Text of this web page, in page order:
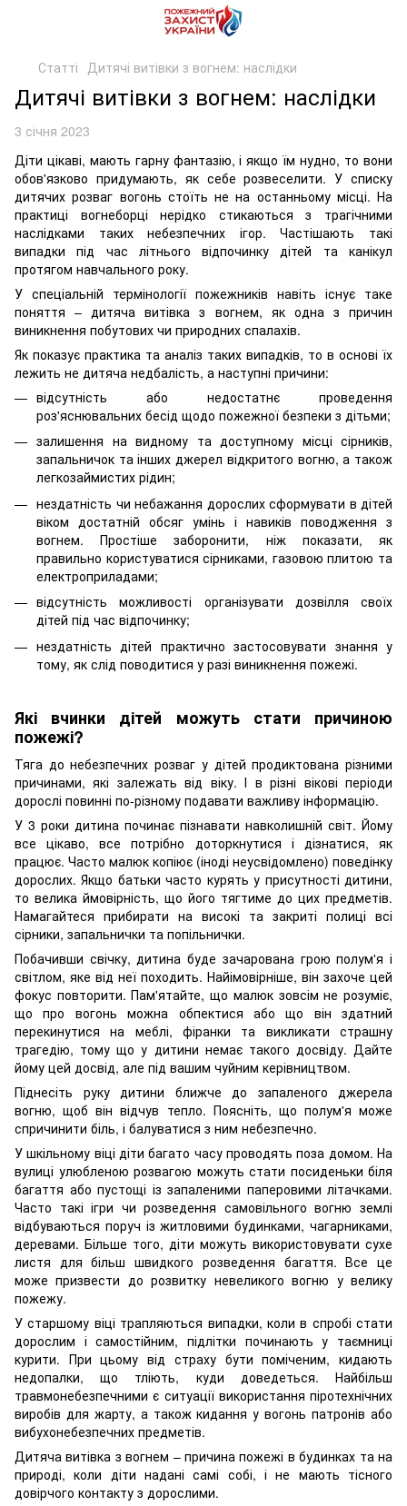
Статті Дитячі витівки з вогнем: наслідки
Дитячі витівки з вогнем: наслідки
3 січня 2023
Діти цікаві, мають гарну фантазію, і якщо їм нудно, то вони
обов'язково придумають, як себе розвеселити. У списку
дитячих розваг вогонь стоїть не на останньому місці. На
практиці вогнеборці нерідко стикаються з трагічними
наслідками таких небезпечних ігор. Частішають такі
випадки під час літнього відпочинку дітей та канікул
протягом навчального року.
У спеціальній термінології пожежників навіть існує таке
поняття – дитяча витівка з вогнем, як одна з причин
виникнення побутових чи природних спалахів.
Як показує практика та аналіз таких випадків, то в основі їх
лежить не дитяча недбалість, а наступні причини:
відсутність або недостатнє проведення
роз'яснювальних бесід щодо пожежної безпеки з дітьми;
залишення на видному та доступному місці сірників,
запальничок та інших джерел відкритого вогню, а також
легкозаймистих рідин;
нездатність чи небажання дорослих сформувати в дітей
віком достатній обсяг умінь і навиків поводження з
вогнем. Простіше заборонити, ніж показати, як
правильно користуватися сірниками, газовою плитою та
електроприладами;
відсутність можливості організувати дозвілля своїх
дітей під час відпочинку;
нездатність дітей практично застосовувати знання у
тому, як слід поводитися у разі виникнення пожежі.
Які вчинки дітей можуть стати причиною
пожежі?
Тяга до небезпечних розваг у дітей продиктована різними
причинами, які залежать від віку. І в різні вікові періоди
дорослі повинні по-різному подавати важливу інформацію.
У 3 роки дитина починає пізнавати навколишній світ. Йому
все цікаво, все потрібно доторкнутися і дізнатися, як
працює. Часто малюк копіює (іноді неусвідомлено) поведінку
дорослих. Якщо батьки часто курять у присутності дитини,
то велика ймовірність, що його тягтиме до цих предметів.
Намагайтеся прибирати на високі та закриті полиці всі
сірники, запальнички та попільнички.
Побачивши свічку, дитина буде зачарована грою полум'я і
світлом, яке від неї походить. Найімовірніше, він захоче цей
фокус повторити. Пам'ятайте, що малюк зовсім не розуміє,
що про вогонь можна обпектися або що він здатний
перекинутися на меблі, фіранки та викликати страшну
трагедію, тому що у дитини немає такого досвіду. Дайте
йому цей досвід, але під вашим чуйним керівництвом.
Піднесіть руку дитини ближче до запаленого джерела
вогню, щоб він відчув тепло. Поясніть, що полум'я може
спричинити біль, і балуватися з ним небезпечно.
У шкільному віці діти багато часу проводять поза домом. На
вулиці улюбленою розвагою можуть стати посиденьки біля
багаття або пустощі із запаленими паперовими літачками.
Часто такі ігри чи розведення самовільного вогню землі
відбуваються поруч із житловими будинками, чагарниками,
деревами. Більше того, діти можуть використовувати сухе
листя для більш швидкого розведення багаття. Все це
може призвести до розвитку невеликого вогню у велику
пожежу.
У старшому віці трапляються випадки, коли в спробі стати
дорослим і самостійним, підлітки починають у таємниці
курити. При цьому від страху бути поміченим, кидають
недопалки, що тліють, куди доведеться. Найбільш
травмонебезпечними є ситуації використання піротехнічних
виробів для жарту, а також кидання у вогонь патронів або
вибухонебезпечних предметів.
Дитяча витівка з вогнем – причина пожежі в будинках та на
природі, коли діти надані самі собі, і не мають тісного
довірчого контакту з дорослими.